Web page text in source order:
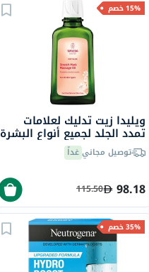
15% خصم
ويليدا زيت تدليك لعلامات
تمدد الجلد لجميع أنواع البشرة
100 ملتوصيل مجانيغداً
98.18
115.50
35% خصم